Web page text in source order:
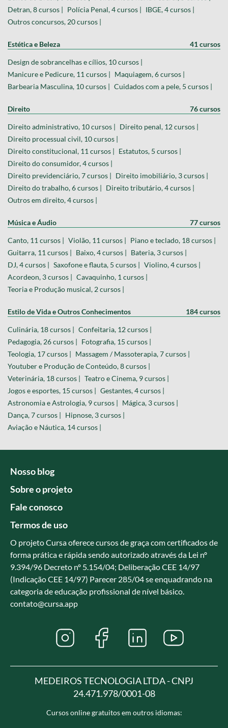
Detran, 8 cursos |
Polícia Penal, 4 cursos |
IBGE, 4 cursos |
Outros concursos, 20 cursos |
Estética e Beleza 41 cursos
Design de sobrancelhas e cílios, 10 cursos |
Manicure e Pedicure, 11 cursos |
Maquiagem, 6 cursos |
Barbearia Masculina, 10 cursos |
Cuidados com a pele, 5 cursos |
Direito 76 cursos
Direito administrativo, 10 cursos |
Direito penal, 12 cursos |
Direito processual civil, 10 cursos |
Direito constitucional, 11 cursos |
Estatutos, 5 cursos |
Direito do consumidor, 4 cursos |
Direito previdenciário, 7 cursos |
Direito imobiliário, 3 cursos |
Direito do trabalho, 6 cursos |
Direito tributário, 4 cursos |
Outros em direito, 4 cursos |
Música e Áudio 77 cursos
Canto, 11 cursos | Violão, 11 cursos |
Piano e teclado, 18 cursos |
Guitarra, 11 cursos |
Baixo, 4 cursos |
Bateria, 3 cursos |
DJ, 4 cursos |
Saxofone e flauta, 5 cursos |
Violino, 4 cursos |
Acordeon, 3 cursos |
Cavaquinho, 1 cursos |
Teoria e Produção musical, 2 cursos |
Estilo de Vida e Outros Conhecimentos 184 cursos
Culinária, 18 cursos |
Confeitaria, 12 cursos |
Pedagogia, 26 cursos |
Fotografia, 15 cursos |
Teologia, 17 cursos |
Massagem / Massoterapia, 7 cursos |
Youtuber e Produção de Conteúdo, 8 cursos |
Veterinária, 18 cursos |
Teatro e Cinema, 9 cursos |
Jogos e esportes, 15 cursos |
Gestantes, 4 cursos |
Astronomia e Astrologia, 9 cursos |
Mágica, 3 cursos |
Dança, 7 cursos |
Hipnose, 3 cursos |
Aviação e Náutica, 14 cursos |
Nosso blog
Sobre o projeto
Fale conosco
Termos de uso
O projeto Cursa oferece cursos de graça com certificados de
forma prática e rápida sendo autorizado através da Lei nº
9.394/96 Decreto nº 5.154/04; Deliberação CEE 14/97
(Indicação CEE 14/97) Parecer 285/04 se enquadrando na
categoria de educação profissional de nível básico.
contato@cursa.app
MEDEIROS TECNOLOGIA LTDA - CNPJ
24.471.978/0001-08
Cursos online gratuitos em outros idiomas: